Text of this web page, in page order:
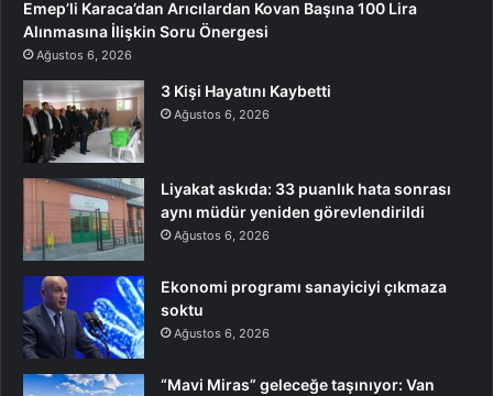
Emep’li Karaca’dan Arıcılardan Kovan Başına 100 Lira
Alınmasına İlişkin Soru Önergesi
Ağustos 6, 2026
3 Kişi Hayatını Kaybetti
Ağustos 6, 2026
Liyakat askıda: 33 puanlık hata sonrası
aynı müdür yeniden görevlendirildi
Ağustos 6, 2026
Ekonomi programı sanayiciyi çıkmaza
soktu
Ağustos 6, 2026
“Mavi Miras” geleceğe taşınıyor: Van